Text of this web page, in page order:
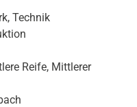
, Technik
Reife, Mittlerer